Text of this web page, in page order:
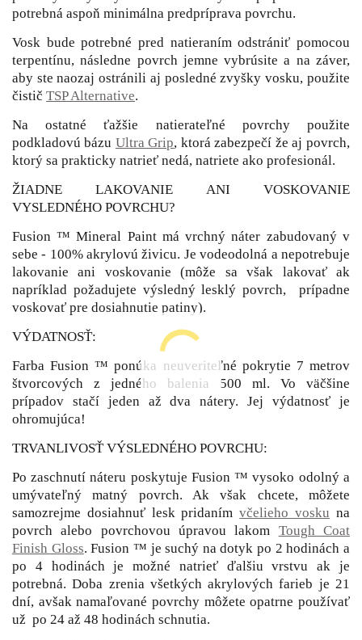
potrebná aspoň minimálna predpríprava povrchu.
Vosk bude potrebné pred natieraním odstrániť pomocou
terpentínu, následne povrch jemne vybrúsite a na záver,
aby ste naozaj ostránili aj posledné zvyšky vosku, použite
čistič TSP Alternative.
Na ostatné ťažšie natierateľné povrchy použite
podkladovú bázu Ultra Grip, ktorá zabezpečí že aj povrch,
ktorý sa prakticky natrieť nedá, natriete ako profesionál.
ŽIADNE LAKOVANIE ANI VOSKOVANIE
VYSLEDNÉHO POVRCHU?
Fusion ™ Mineral Paint má vrchný náter zabudovaný v
sebe - 100% akrylovú živicu. Je vodeodolná a nepotrebuje
lakovanie ani voskovanie (môže sa však lakovať ak
napríklad požadujete výsledný lesklý povrch, prípadne
voskovať pre dosiahnutie patiny).
VÝDATNOSŤ:
Farba Fusion ™ ponúka neuveriteľné pokrytie 7 metrov
štvorcových z jedného balenia 500 ml. Vo väčšine
prípadov stačí jeden až dva nátery. Jej výdatnosť je
ohromujúca!
TRVANLIVOSŤ VÝSLEDNÉHO POVRCHU:
Po zaschnutí náteru poskytuje Fusion ™ vysoko odolný a
umývateľný matný povrch. Ak však chcete, môžete
samozrejme dosiahnuť lesk pridanímvčelieho vosku na
povrch alebo povrchovou úpravou lakom Tough Coat
Finish Gloss. Fusion ™ je suchý na dotyk po 2 hodinách a
po 4 hodinách je možné natrieť ďalšiu vrstvu ak je
potrebná. Doba zrenia všetkých akrylových farieb je 21
dní, avšak namaľované povrchy môžete opatrne používať
už po 24 až 48 hodinách schnutia.